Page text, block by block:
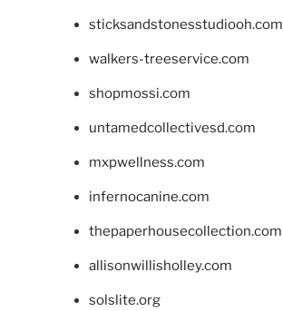
sticksandstonesstudiooh.com
walkers-treeservice.com
shopmossi.com
untamedcollectivesd.com
mxpwellness.com
infernocanine.com
thepaperhousecollection.com
allisonwillisholley.com
solslite.org